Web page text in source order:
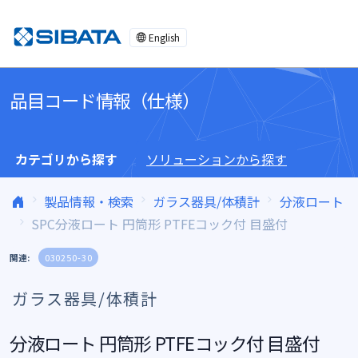
English
品目コード情報（仕様）
カテゴリから探す ソリューションから探す
製品情報・検索 ガラス器具/体積計
分液ロート
SPC分液ロート 円筒形 PTFEコック付 目盛付
関連: 030250-30
ガラス器具/体積計
分液ロート 円筒形 PTFEコック付 目盛付